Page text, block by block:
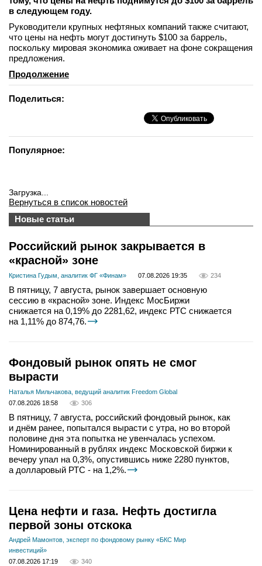
в следующем году.
Руководители крупных нефтяных компаний также считают,
что цены на нефть могут достигнуть $100 за баррель,
поскольку мировая экономика оживает на фоне сокращения
предложения.
Продолжение
Поделиться:
Популярное:
Загрузка...
Вернуться в список новостей
Новые статьи
Российский рынок закрывается в
«красной» зоне
Кристина Гудым, аналитик ФГ «Финам» 07.08.2026 19:35 234
В пятницу, 7 августа, рынок завершает основную
сессию в «красной» зоне. Индекс МосБиржи
снижается на 0,19% до 2281,62, индекс РТС снижается
на 1,11% до 874,76.
Фондовый рынок опять не смог
вырасти
Наталья Мильчакова, ведущий аналитик Freedom Global
07.08.2026 18:58
306
В пятницу, 7 августа, российский фондовый рынок, как
и днём ранее, попытался вырасти с утра, но во второй
половине дня эта попытка не увенчалась успехом.
Номинированный в рублях индекс Московской биржи к
вечеру упал на 0,3%, опустившись ниже 2280 пунктов,
а долларовый РТС - на 1,2%.
Цена нефти и газа. Нефть достигла
первой зоны отскока
Андрей Мамонтов, эксперт по фондовому рынку «БКС Мир
инвестиций»
07.08.2026 17:19
340